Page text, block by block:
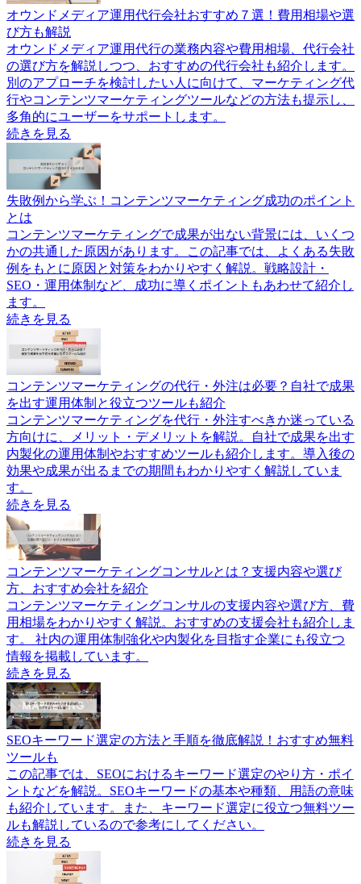
オウンドメディア運用代行会社おすすめ７選！費用相場や選
び方も解説
オウンドメディア運用代行の業務内容や費用相場、代行会社
の選び方を解説しつつ、おすすめの代行会社も紹介します。
別のアプローチを検討したい人に向けて、マーケティング代
行やコンテンツマーケティングツールなどの方法も提示し、
多角的にユーザーをサポートします。
続きを見る
失敗例から学ぶ！コンテンツマーケティング成功のポイント
とは
コンテンツマーケティングで成果が出ない背景には、いくつ
かの共通した原因があります。この記事では、よくある失敗
例をもとに原因と対策をわかりやすく解説。戦略設計・
SEO・運用体制など、成功に導くポイントもあわせて紹介し
ます。
続きを見る
コンテンツマーケティングの代行・外注は必要？自社で成果
を出す運用体制と役立つツールも紹介
コンテンツマーケティングを代行・外注すべきか迷っている
方向けに、メリット・デメリットを解説。自社で成果を出す
内製化の運用体制やおすすめツールも紹介します。導入後の
効果や成果が出るまでの期間もわかりやすく解説していま
す。
続きを見る
コンテンツマーケティングコンサルとは？支援内容や選び
方、おすすめ会社を紹介
コンテンツマーケティングコンサルの支援内容や選び方、費
用相場をわかりやすく解説。おすすめの支援会社も紹介しま
す。 社内の運用体制強化や内製化を目指す企業にも役立つ
情報を掲載しています。
続きを見る
SEOキーワード選定の方法と手順を徹底解説！おすすめ無料
ツールも
この記事では、SEOにおけるキーワード選定のやり方・ポイ
ントなどを解説。SEOキーワードの基本や種類、用語の意味
も紹介しています。また、キーワード選定に役立つ無料ツー
ルも解説しているので参考にしてください。
続きを見る